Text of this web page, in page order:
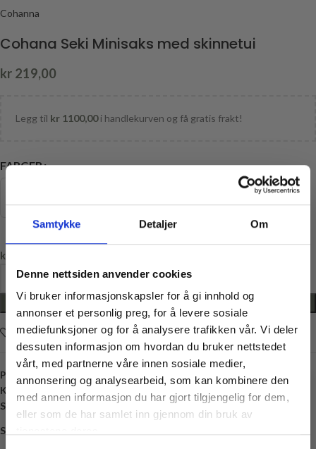
Samtykke Detaljer Om
Denne nettsiden anvender cookies
Vi bruker informasjonskapsler for å gi innhold og
annonser et personlig preg, for å levere sosiale
mediefunksjoner og for å analysere trafikken vår. Vi deler
dessuten informasjon om hvordan du bruker nettstedet
vårt, med partnerne våre innen sosiale medier,
annonsering og analysearbeid, som kan kombinere den
med annen informasjon du har gjort tilgjengelig for dem,
eller som de har samlet inn gjennom din bruk av
Cohanna
Cohana Seki Minisaks med skinnetui
kr 219,00
Legg til kr 1100,00i handlekurven og få gratis frakt!
FARGER
kr
LEGG I HANDLEKURV
Legg i ønskelisten
Produktnummer:
MM-CS-saks-rosa
Kategori:
Stikkord:
Share:
Vil du ha
10% rabatt